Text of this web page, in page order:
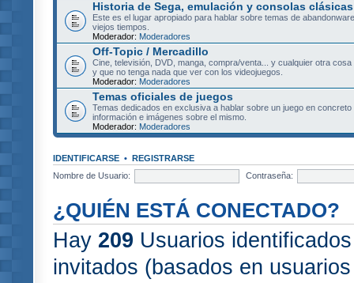
Historia de Sega, emulación y consolas clásicas
Este es el lugar apropiado para hablar sobre temas de
viejos tiempos.
Moderador: Moderadores
Off-Topic / Mercadillo
Cine, televisión, DVD, manga, compra/venta... y cualquier otra
y que no tenga nada que ver con los videojuegos.
Moderador: Moderadores
Temas oficiales de juegos
Temas dedicados en exclusiva a hablar sobre un juego en concreto
información e imágenes sobre el mismo.
Moderador: Moderadores
IDENTIFICARSE • REGISTRARSE
Nombre de Usuario:
Contraseña:
¿QUIÉN ESTÁ CONECTADO?
Hay 209 Usuarios
invitados (basados en